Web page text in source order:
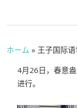
ホーム » 王子国际
4月26日，春意
进行。